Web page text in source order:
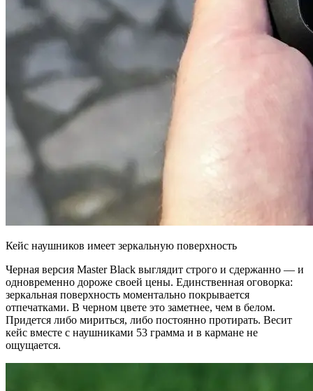
Кейс наушников имеет зеркальную поверхность
Черная версия Master Black выглядит строго и сдержанно — и
одновременно дороже своей цены. Единственная оговорка:
зеркальная поверхность моментально покрывается
отпечатками. В черном цвете это заметнее, чем в белом.
Придется либо мириться, либо постоянно протирать. Весит
кейс вместе с наушниками 53 грамма и в кармане не
ощущается.